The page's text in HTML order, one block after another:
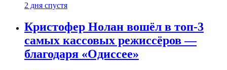
2 дня спустя
Кристофер Нолан вошёл в топ-3
самых кассовых режиссёров —
благодаря «Одиссее»